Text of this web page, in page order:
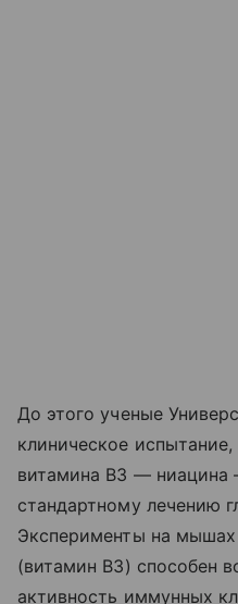
До этого ученые
клиническое
витамина B3 — ниацина
стандартному лечению
Эксперименты на мышах
(витамин B3) способен
активность иммунных